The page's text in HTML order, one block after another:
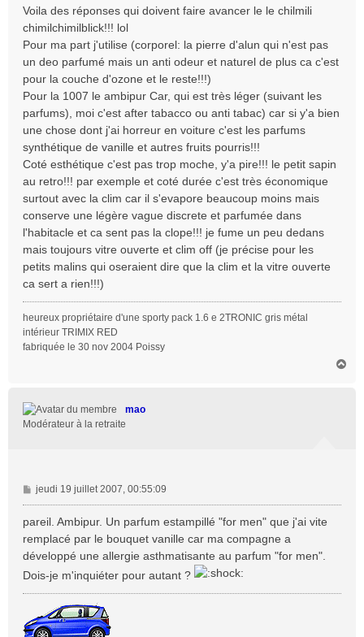
s
s
g
e
Voila des réponses qui doivent faire avancer le le chilmili
chimilchimilblick!!! lol
Pour ma part j'utilise (corporel: la pierre d'alun qui n'est pas
un deo parfumé mais un anti odeur et naturel de plus ca c'est
pour la couche d'ozone et le reste!!!)
Pour la 1007 le ambipur Car, qui est très léger (suivant les
parfums), moi c'est after tabacco ou anti tabac) car si y'a bien
une chose dont j'ai horreur en voiture c'est les parfums
synthétique de vanille et autres fruits pourris!!!
Coté esthétique c'est pas trop moche, y'a pire!!! le petit sapin
au retro!!! par exemple et coté durée c'est très économique
surtout avec la clim car il s'evapore beaucoup moins mais
conserve une légère vague discrete et parfumée dans
l'habitacle et ca sent pas la clope!!! je fume un peu dedans
mais toujours vitre ouverte et clim off (je précise pour les
petits malins qui oseraient dire que la clim et la vitre ouverte
ca sert a rien!!!)
heureux propriétaire d'une sporty pack 1.6 e 2TRONIC gris métal
intérieur TRIMIX RED
fabriquée le 30 nov 2004 Poissy
mao
Modérateur à la retraite
M
e
s
g
e
jeudi 19 juillet 2007, 00:55:09
pareil. Ambipur. Un parfum estampillé "for men" que j'ai vite
remplacé par le bouquet vanille car ma compagne a
développé une allergie asthmatisante au parfum "for men".
Dois-je m'inquiéter pour autant ?